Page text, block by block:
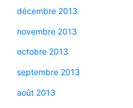
décembre 2013
novembre 2013
octobre 2013
septembre 2013
août 2013